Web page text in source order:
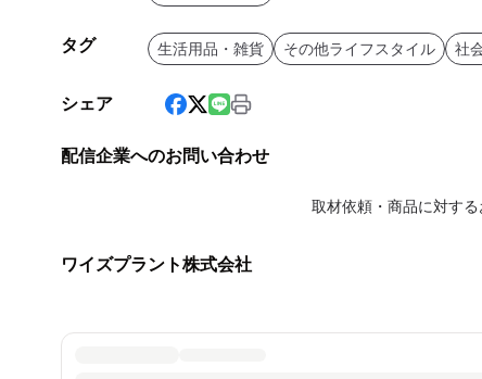
タグ 生活用品・雑貨 その他ライフスタイル 社
シェア
配信企業へのお問い合わせ
取材依頼・商品に対す
ワイズプラント株式会社